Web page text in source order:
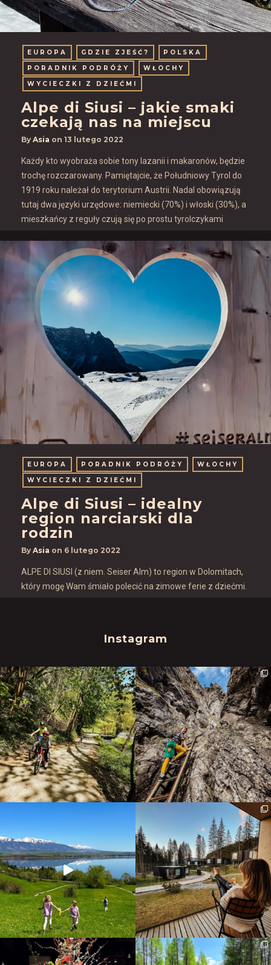
EUROPA GDZIE ZJEŚĆ?
POLSKA
PORADNIK PODRÓŻY
WŁOCHY
WYCIECZKI Z DZIEĆMI
Alpe di Siusi – jakie smaki
czekają nas na miejscu
By Asia on 13 lutego 2022
Każdy kto wyobraża sobie tony lazanii i makaronów, będzie
trochę rozczarowany. Pamiętajcie, że Południowy Tyrol do
1919 roku należał do terytorium Austrii. Nadal obowiązują
tutaj dwa języki urzędowe: niemiecki (70%) i włoski (30%), a
mieszkańcy z reguły czują się po prostu tyrolczykami
EUROPA PORADNIK PODRÓŻY
WŁOCHY
WYCIECZKI Z DZIEĆMI
Alpe di Siusi – idealny
region narciarski dla
rodzin
By Asia on 6 lutego 2022
ALPE DI SIUSI (z niem. Seiser Alm) to region w Dolomitach,
który mogę Wam śmiało polecić na zimowe ferie z dziećmi.
Instagram